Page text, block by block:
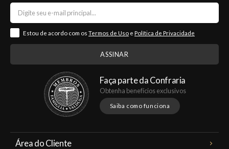
Estou de acordo com os Termos de Uso e Política de Privacidade
Faça parte da Confraria
Obtenha benefícios exclusivos
Saiba como funciona
Área do Cliente